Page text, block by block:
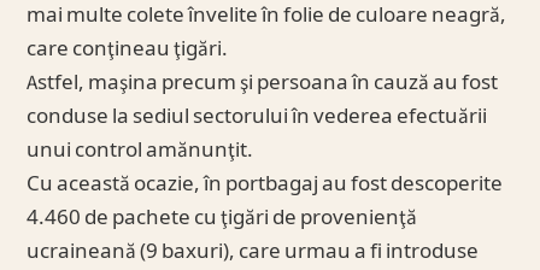
mai multe colete învelite în folie de culoare neagră,
care conţineau ţigări.
Astfel, maşina precum şi persoana în cauză au fost
conduse la sediul sectorului în vederea efectuării
unui control amănunţit.
Cu această ocazie, în portbagaj au fost descoperite
4.460 de pachete cu ţigări de provenienţă
ucraineană (9 baxuri), care urmau a fi introduse